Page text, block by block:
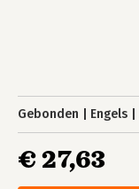
Gebonden Engels
€ 27,63